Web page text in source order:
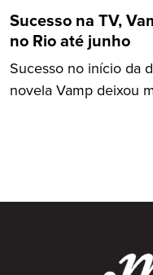
Sucesso na TV,
no Rio até junho
Sucesso no início da
novela Vamp deixou